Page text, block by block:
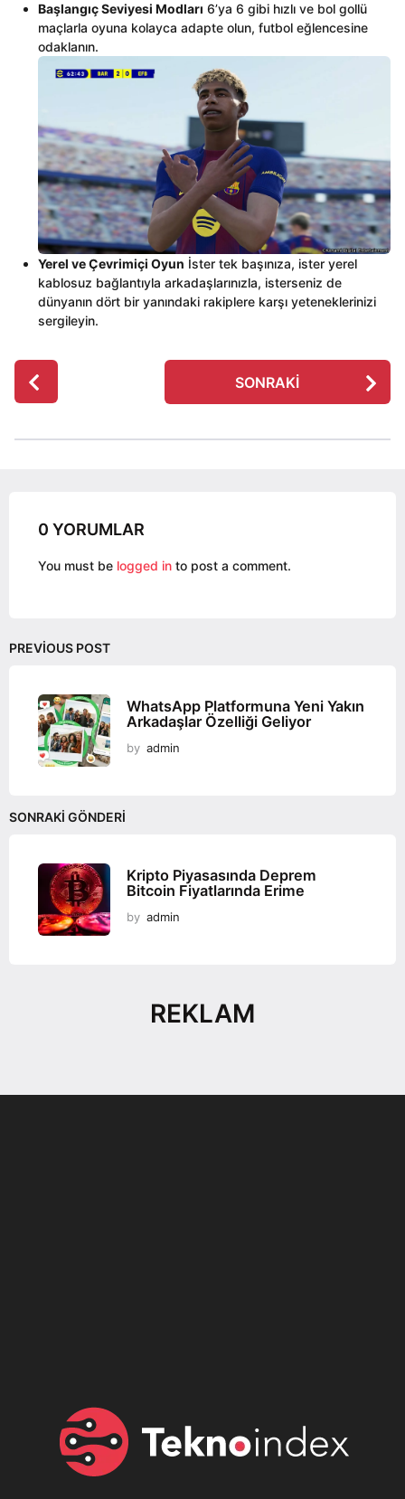
Başlangıç Seviyesi Modları 6’ya 6 gibi hızlı ve bol gollü
maçlarla oyuna kolayca adapte olun, futbol eğlencesine
odaklanın.
Yerel ve Çevrimiçi Oyun İster tek başınıza, ister yerel
kablosuz bağlantıyla arkadaşlarınızla, isterseniz de
dünyanın dört bir yanındaki rakiplere karşı yeteneklerinizi
sergileyin.
P
o
t
o
SONRAKI
0 YORUMLAR
You must be logged in to post a comment.
PREVIOUS POST
WhatsApp Platformuna Yeni Yakın
Arkadaşlar Özelliği Geliyor
by admin
SONRAKI GÖNDERI
Kripto Piyasasında Deprem
Bitcoin Fiyatlarında Erime
by admin
REKLAM